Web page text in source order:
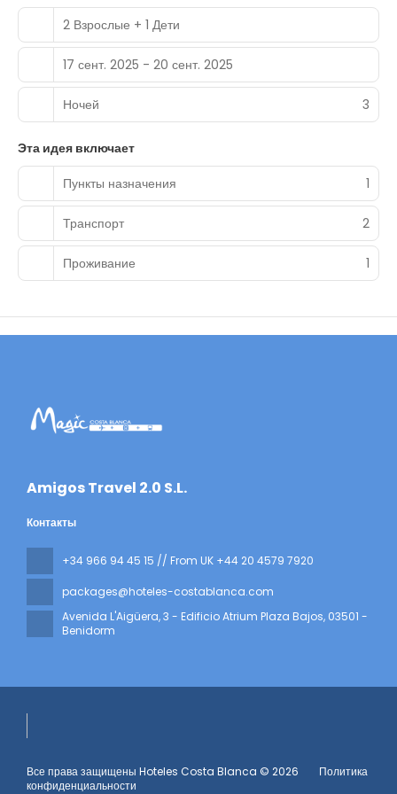
2 Взрослые + 1 Дети
17 сент. 2025 - 20 сент. 2025
Ночей 3
Эта идея включает
Пункты назначения
1
Транспорт 2
Проживание 1
​Amigos Travel 2.0 S.L.
Контакты
+34 966 94 45 15 // From UK +44 20 4579 7920
packages@hoteles-costablanca.com
Avenida L'Aigüera, 3 - Edificio Atrium Plaza Bajos, 03501 -
Benidorm
Все права защищены Hoteles Costa Blanca © 2026
Политика
конфиденциальности